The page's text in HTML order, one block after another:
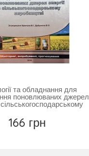
та обладнання для
поновлюваних джерел
сільськогосподарському
166 грн